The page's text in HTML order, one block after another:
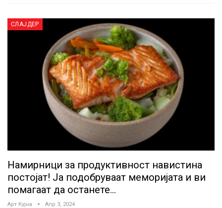
СЛАЈДЕР
Намирници за продуктивност навистина
постојат! Ја подобруваат меморијата и ви
помагаат да останете…
Арт Кујна Апр 3, 2024